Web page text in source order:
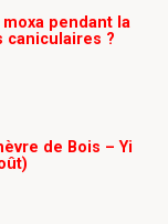
pendant la
caniculaires ?
de Bois – Yi